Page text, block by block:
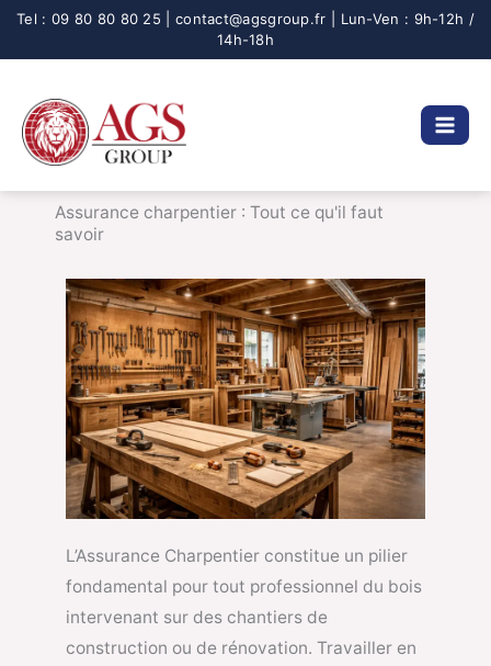
Aller
Assurance charpentier : Tout ce qu'il faut
savoir
L’Assurance Charpentier constitue un pilier
fondamental pour tout professionnel du bois
intervenant sur des chantiers de
construction ou de rénovation. Travailler en